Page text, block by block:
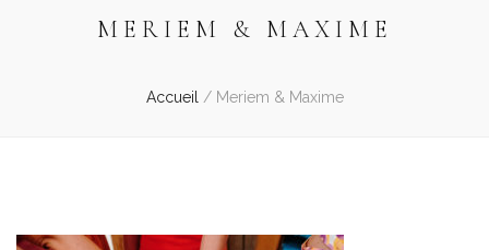
MERIEM & MAXIME
Accueil / Meriem & Maxime